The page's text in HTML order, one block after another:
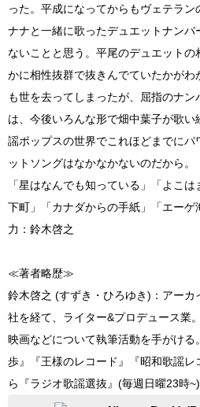
った。平成になってからもヴェテラ
ナナと一緒に歌ったデュエットナン
ないことと思う。平尾のデュエット
かに相性抜群で抜きんでていたかがわ
も世を去ってしまったが、屈指のナン
は、今後いろんな形で畑中葉子が歌
謡ポップスの世界でこれほどまでに
ットソングはなかなかないのだから。
「星はなんでも知っている」「よこ
下町」「カナダからの手紙」「エーゲ
力：鈴木啓之
≪著者略歴≫
鈴木啓之 (すずき・ひろゆき)：アー
社を経て、ライター&プロデュース業
映画などについて執筆活動を手がけ
歩』『王様のレコード』『昭和歌謡
ら『ラジオ歌謡選抜』(毎週日曜23時~)